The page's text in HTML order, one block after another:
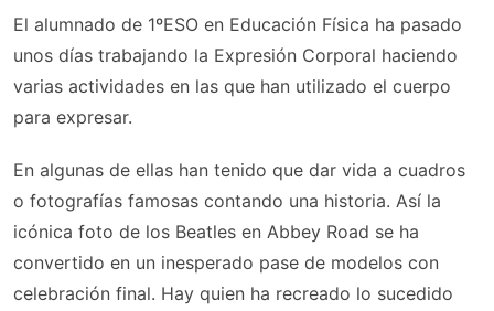
El alumnado de 1ºESO en Educación Física ha pasado
unos días trabajando la Expresión Corporal haciendo
varias actividades en las que han utilizado el cuerpo
para expresar.
En algunas de ellas han tenido que dar vida a cuadros
o fotografías famosas contando una historia. Así la
icónica foto de los Beatles en Abbey Road se ha
convertido en un inesperado pase de modelos con
celebración final. Hay quien ha recreado lo sucedido